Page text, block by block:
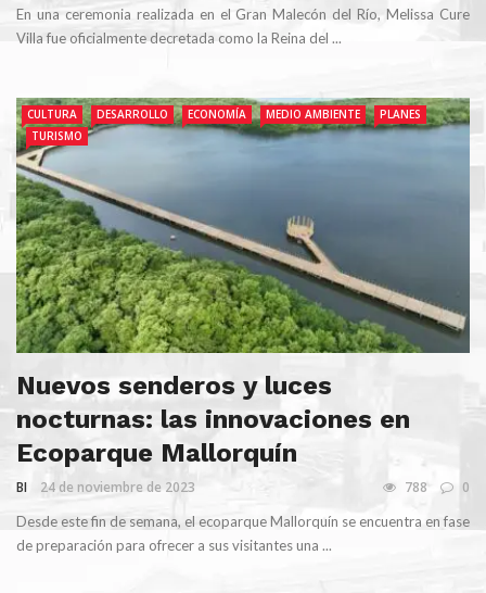
En una ceremonia realizada en el Gran Malecón del Río, Melissa Cure
Villa fue oficialmente decretada como la Reina del ...
CULTURA DESARROLLO ECONOMÍA MEDIO AMBIENTE
PLANES
TURISMO
Nuevos senderos y luces
nocturnas: las innovaciones en
Ecoparque Mallorquín
BI 24 de noviembre de 2023 788 0
Desde este fin de semana, el ecoparque Mallorquín se encuentra en fase
de preparación para ofrecer a sus visitantes una ...